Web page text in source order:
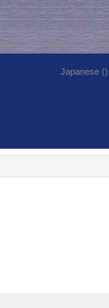
Japanese ()